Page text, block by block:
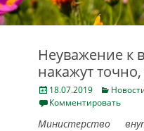
Неуважение к
накажут
Posted
on
18.07.2019 Categories
Комментировать
Министерство